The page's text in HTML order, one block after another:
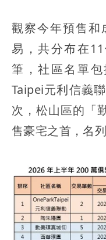
觀察今年預售和
易，共分布在
筆，社區名單
Taipei元利信義
次，松山區的「
售豪宅之首，名